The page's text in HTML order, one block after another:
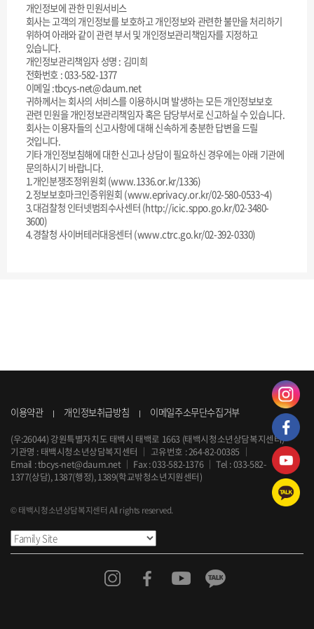
개인정보에 관한 민원서비스
회사는 고객의 개인정보를 보호하고 개인정보와 관련한 불만을 처리하기
위하여 아래와 같이 관련 부서 및 개인정보관리책임자를 지정하고
있습니다.
개인정보관리책임자 성명 : 김미희
전화번호 : 033-582-1377
이메일 :tbcys-net@daum.net
귀하께서는 회사의 서비스를 이용하시며 발생하는 모든 개인정보보호
관련 민원을 개인정보관리책임자 혹은 담당부서로 신고하실 수 있습니다.
회사는 이용자들의 신고사항에 대해 신속하게 충분한 답변을 드릴
것입니다.
기타 개인정보침해에 대한 신고나 상담이 필요하신 경우에는 아래 기관에
문의하시기 바랍니다.
1.개인분쟁조정위원회 (www.1336.or.kr/1336)
2.정보보호마크인증위원회 (www.eprivacy.or.kr/02-580-0533~4)
3.대검찰청 인터넷범죄수사센터 (http://icic.sppo.go.kr/02-3480-
3600)
4.경찰청 사이버테러대응센터 (www.ctrc.go.kr/02-392-0330)
이용약관 개인정보취급방침
이메일주소무단수집거부
(우:26044) 강원특별자치도 태백시 태백로 1663 (태백시청소년상담복지센터)
기관명 : 태백시청소년상담복지센터 ｜ 고유번호 : 264-82-00385 ｜
Email :tbcys-net@daum.net ｜ Fax : 033-582-1376｜Tel :033-582-
1377(상담), 1387(행정), 1389(학교밖청소년지원센터)
© 태백시청소년상담복지센터 All rights reserved.